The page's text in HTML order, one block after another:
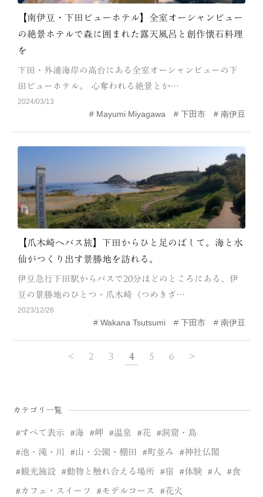
【南伊豆・下田ビューホテル】全室オーシャンビュー
の絶景ホテルで森に囲まれた露天風呂と創作懐石料理
を
下田・外浦海岸の高台にある全室オーシャンビューの下
田ビューホテル。 心奪われる絶景とか…
2024/03/13
Mayumi Miyagawa 下田市 南伊豆
【爪木崎へバス旅】下田からひと足のばして。海と水
仙がつくり出す景勝地を訪れる。
伊豆急行下田駅からバスで20分ほどのところにある、伊
豆の景勝地のひとつ・爪木崎（つめきざ…
2023/12/26
Wakana Tsutsumi 下田市 南伊豆
< 2 3 4 5 6 >
カテゴリ一覧
すべて表示 海 岬 温泉 花 洞窟・島
池・滝・川 山・公園・棚田 町並み 神社仏閣
観光施設 動物と触れ合える場所 宿 体験 人 食
カフェ・スイーツ モデルコース 花火